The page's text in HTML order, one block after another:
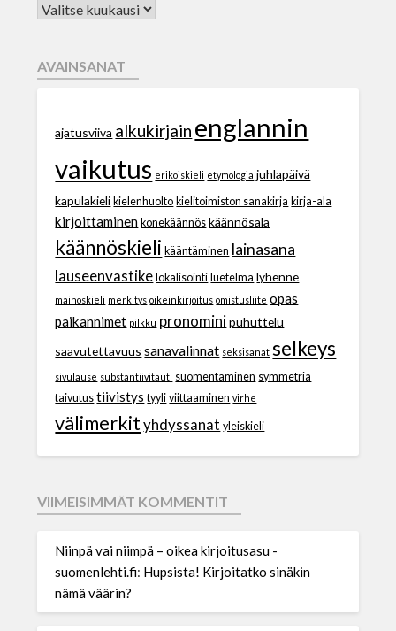
AVAINSANAT
ajatusviiva alkukirjain englannin
vaikutus erikoiskieli etymologia juhlapäivä
kapulakieli kielenhuolto kielitoimiston sanakirja kirja-ala
kirjoittaminen konekäännös käännösala
käännöskieli kääntäminen lainasana
lauseenvastike lokalisointi luetelma lyhenne
mainoskieli merkitys oikeinkirjoitus omistusliite opas
paikannimet pilkku pronomini puhuttelu
saavutettavuus sanavalinnat seksisanat selkeys
sivulause substantiivitauti suomentaminen symmetria
taivutus tiivistys tyyli viittaaminen virhe
välimerkit yhdyssanat yleiskieli
VIIMEISIMMÄT KOMMENTIT
Niinpä vai niimpä – oikea kirjoitusasu -
suomenlehti.fi: Hupsista! Kirjoitatko sinäkin
nämä väärin?